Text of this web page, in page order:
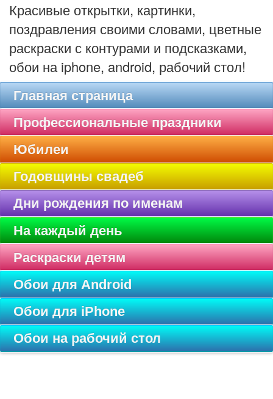
Красивые открытки, картинки,
поздравления своими словами, цветные
раскраски с контурами и подсказками,
обои на iphone, android, рабочий стол!
Главная страница
Профессиональные праздники
Юбилеи
Годовщины свадеб
Дни рождения по именам
На каждый день
Раскраски детям
Обои для Android
Обои для iPhone
Обои на рабочий стол